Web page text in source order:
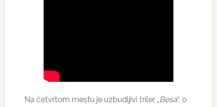
Na četvrtom mestu je uzbudljivi triler „Besa“, o